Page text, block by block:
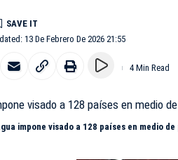
13 De Febrero De 2026 21:55
4 Min Read
impone visado a 128 países en medio